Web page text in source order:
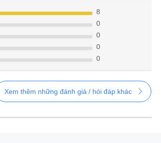
0
0
0
0
8
Xem thêm những đánh giá / hỏi đáp khác